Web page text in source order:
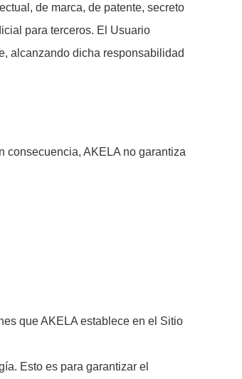
de marca, de patente, secreto
para terceros. El Usuario
alcanzando dicha responsabilidad
consecuencia, AKELA no garantiza
que AKELA establece en el Sitio
Esto es para garantizar el